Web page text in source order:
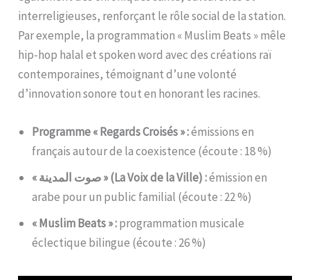
interreligieuses, renforçant le rôle social de la station.
Par exemple, la programmation « Muslim Beats » mêle
hip-hop halal et spoken word avec des créations raï
contemporaines, témoignant d’une volonté
d’innovation sonore tout en honorant les racines.
Programme « Regards Croisés » :émissions en
français autour de la coexistence (écoute : 18 %)
« صوت المدينة » (La Voix de la Ville) :émission en
arabe pour un public familial (écoute : 22 %)
« Muslim Beats » :programmation musicale
éclectique bilingue (écoute : 26 %)